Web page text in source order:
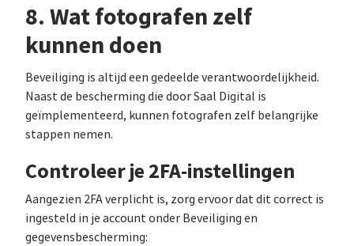
8. Wat fotografen zelf
kunnen doen
Beveiliging is altijd een gedeelde verantwoordelijkheid.
Naast de bescherming die door Saal Digital is
geïmplementeerd, kunnen fotografen zelf belangrijke
stappen nemen.
Controleer je 2FA-instellingen
Aangezien 2FA verplicht is, zorg ervoor dat dit correct is
ingesteld in je account onder Beveiliging en
gegevensbescherming: